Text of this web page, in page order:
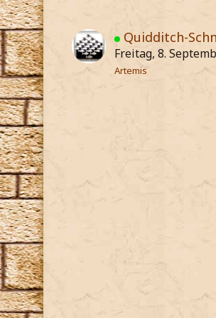
Quidditch-
Freitag, 8.
Artemis